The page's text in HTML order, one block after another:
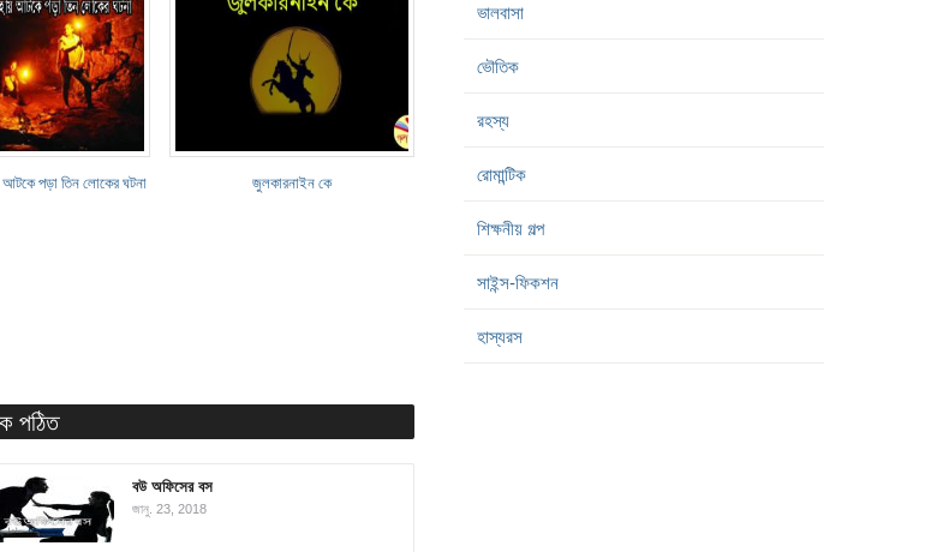
আটকে পড়া তিন লোকের ঘটনা জুলকারনাইন কে
পঠিত
বউ অফিসের বস
জানু. 23, 2018
ভালবাসা
ভৌতিক
রহস্য
রোমান্টিক
শিক্ষনীয় গল্প
সাইন্স-ফিকশন
হাস্যরস